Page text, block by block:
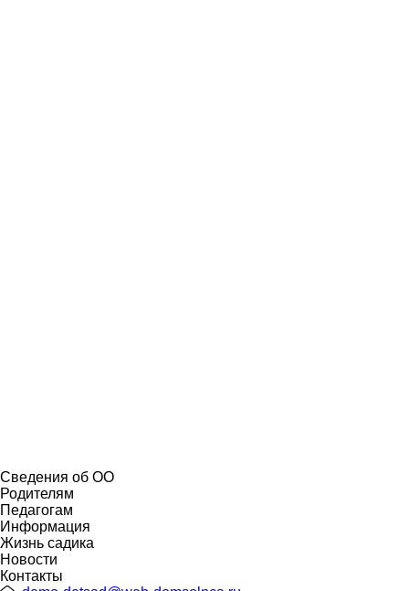
Сведения об ОО
Родителям
Педагогам
Информация
Жизнь садика
Новости
Контакты